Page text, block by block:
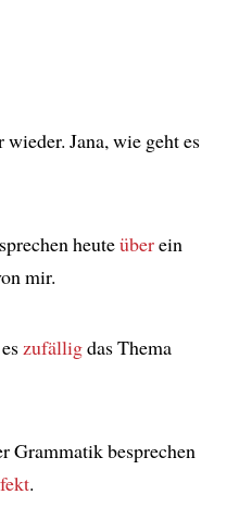
Jana, wie geht es
heuteüberein
mir.
zufälligdas Thema
Grammatik besprechen
.